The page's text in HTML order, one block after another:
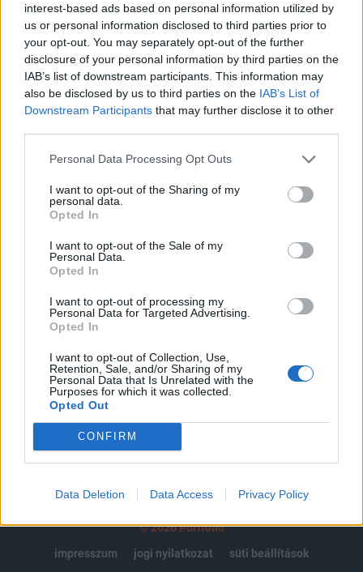
interest-based ads based on personal information utilized by
us or personal information disclosed to third parties prior to
your opt-out. You may separately opt-out of the further
disclosure of your personal information by third parties on the
IAB’s list of downstream participants. This information may
also be disclosed by us to third parties on the IAB’s List of
Downstream Participants that may further disclose it to other
Personal Data Processing Opt Outs
I want to opt-out of the Sharing of my
personal data.
Opted In
I want to opt-out of the Sale of my
Personal Data.
Opted In
I want to opt-out of processing my
Personal Data for Targeted Advertising.
Opted In
I want to opt-out of Collection, Use,
Retention, Sale, and/or Sharing of my
Personal Data that Is Unrelated with the
Purposes for which it was collected.
Opted Out
CONFIRM
Data Deletion Data Access Privacy Policy
átalakuláson megy keresztül, ismét az alkalmazkodás
kényszere elé állítva a hazai gazdasági ökoszisztémát. Erre
reagálva a Portfolio új konferenciájának célja, hogy
gyakorlati útmutatást adjon a magyar vállalkozásoknak az
előttük álló gazdasági és működési kihívások...
A keresett cikk a portfolio.hu hírarchívumához
tartozik, melynek olvasása előfizetéses
regisztrációhoz kötött.
Az előfizetés a következőket tartalmazza:
Portfolio.hu teljes cikkarchívum
Kötéslisták: BÉT elmúlt 2 év napon belüli
kötéslistái
MÁR ELŐFIZETŐNK VAGY? BEJELENTKEZÉS
© 2026 Portfolio
impresszum
jogi nyilatkozat süti beállítások